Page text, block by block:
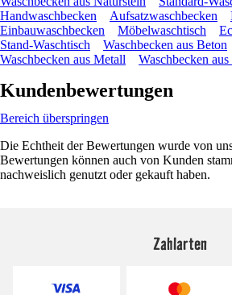
Handwaschbecken
Aufsatzwaschbecken
Einbauwaschbecken
Möbelwaschtisch
Stand-Waschtisch
Waschbecken aus Beton
Waschbecken aus Metall
Waschbecken aus
Kundenbewertungen
Bereich überspringen
Die Echtheit der Bewertungen wurde von
Bewertungen können auch von Kunden
nachweislich genutzt oder gekauft haben.
Zahlarten